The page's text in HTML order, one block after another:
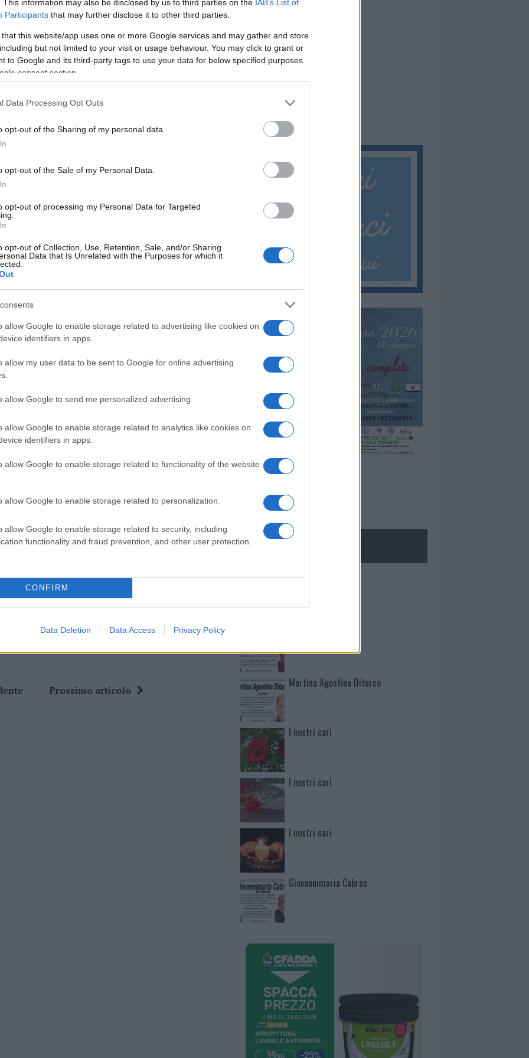
This information may also be disclosed by us to third parties on the IAB’s List of
Participants that may further disclose it to other third parties.
that this website/app uses one or more Google services and may gather and store
but not limited to your visit or usage behaviour. You may click to grant or
to Google and its third-party tags to use your data for below specified purposes
consent section.
Data Processing Opt Outs
opt-out of the Sharing of my personal data.
opt-out of the Sale of my Personal Data.
opt-out of processing my Personal Data for Targeted
opt-out of Collection, Use, Retention, Sale, and/or Sharing
Data that Is Unrelated with the Purposes for which it
allow Google to enable storage related to advertising like cookies on
identifiers in apps.
allow my user data to be sent to Google for online advertising
allow Google to send me personalized advertising.
allow Google to enable storage related to analytics like cookies on
identifiers in apps.
allow Google to enable storage related to functionality of the website
allow Google to enable storage related to personalization.
allow Google to enable storage related to security, including
functionality and fraud prevention, and other user protection.
CONFIRM
Data Deletion Data Access Privacy Policy
della Provincia.
a cui compete la ristrutturazione,ha aperto
sicurezza dell’Istituto, che è la sezione
Smeraldadi Arzachena. Nella giornata di
di ristrutturazione della facciata. In
di alcune aule in sala mensa e in locali
cliccando
nella sezioneLogin
dal menù del sito o
i tuoi video e le tue foto
+39 345 356 7512
di GalluraOggi.it
news daGoogle News
Prossimo articolo
Mario Malu
Martina Agostina Diturco
I nostri cari
I nostri cari
I nostri cari
Giovannimaria Cabras